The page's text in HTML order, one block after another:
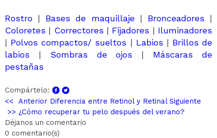
Rostro | Bases de maquillaje| Bronceadores |
Coloretes | Correctores | Fijadores | Iluminadores
| Polvos compactos/ sueltos | Labios | Brillos de
labios | Sombras de ojos | Máscaras de
pestañas
Compártelo:
<< Anterior Diferencia entre Retinol y Retinal Siguiente
>> ¿Cómo recuperar tu pelo después del verano?
Déjanos un comentario
0 comentario(s)